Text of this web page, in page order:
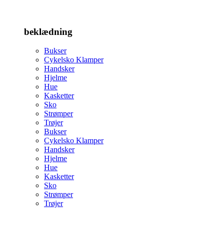
beklædning
Bukser
Cykelsko Klamper
Handsker
Hjelme
Hue
Kasketter
Sko
Strømper
Trøjer
Bukser
Cykelsko Klamper
Handsker
Hjelme
Hue
Kasketter
Sko
Strømper
Trøjer